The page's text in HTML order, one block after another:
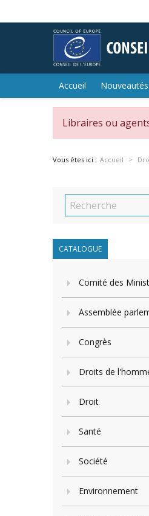
Accueil Nouveautés
Libraires ou
Vous êtes ici : Accueil
CATALOGUE
Comité des
Assemblée
Congrès
Droits de
Droit
Santé
Société
Environnement